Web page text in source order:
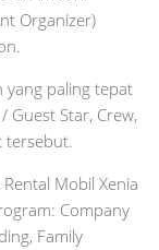
Organizer)
yang paling tepat
Star, Crew,
tersebut.
Mobil Xenia
Company
Family